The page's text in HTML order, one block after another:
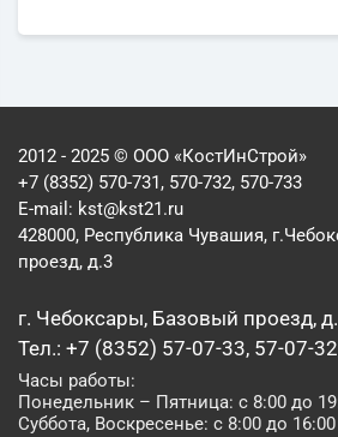
2012 - 2025 © ООО «КостИнСтрой»
+7 (8352) 570-731, 570-732, 570-733
E-mail: kst@kst21.ru
428000, Республика Чувашия,
проезд, д.3
г. Чебоксары, Базовый проезд,
Тел.: +7 (8352) 57-07-33, 57-07-
Часы работы:
Понедельник – Пятница: с 8:00 до
Суббота, Воскресенье: с 8:00 до 16:00